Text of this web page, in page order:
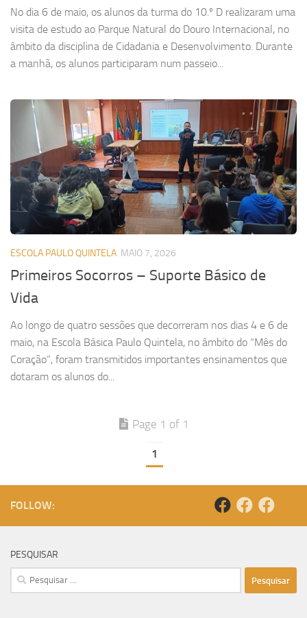
No dia 6 de maio, os alunos da turma do 10.º D realizaram uma
visita de estudo ao Parque Natural do Douro Internacional, no
âmbito da disciplina de Cidadania e Desenvolvimento. Durante
a manhã, os alunos participaram num passeio...
ESCOLA PAULO QUINTELA MAIO 7, 2026
Primeiros Socorros – Suporte Básico de
Vida
Ao longo de quatro sessões que decorreram nos dias 4 e 6 de
maio, na Escola Básica Paulo Quintela, no âmbito do “Mês do
Coração”, foram transmitidos importantes ensinamentos que
dotaram os alunos do...
Page 1 of 1
1
FOLLOW:
PESQUISAR
Pesquisar
por: